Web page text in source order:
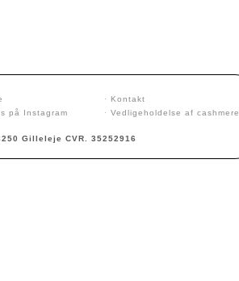
· Kontakt
på Instagram · Vedligeholdelse af cashmere
Gilleleje CVR. 35252916